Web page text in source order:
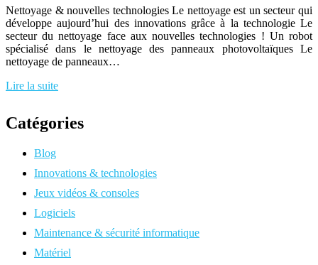
Nettoyage & nouvelles technologies Le nettoyage est un secteur qui
développe aujourd’hui des innovations grâce à la technologie Le
secteur du nettoyage face aux nouvelles technologies ! Un robot
spécialisé dans le nettoyage des panneaux photovoltaïques Le
nettoyage de panneaux…
Lire la suite
Catégories
Blog
Innovations & technologies
Jeux vidéos & consoles
Logiciels
Maintenance & sécurité informatique
Matériel